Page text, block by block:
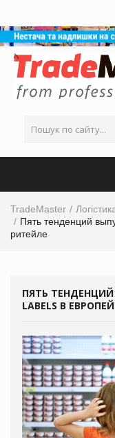
TradeMaster
Пять тенденций
ритейле
ПЯТЬ ТЕНДЕНЦИЙ
LABELS В